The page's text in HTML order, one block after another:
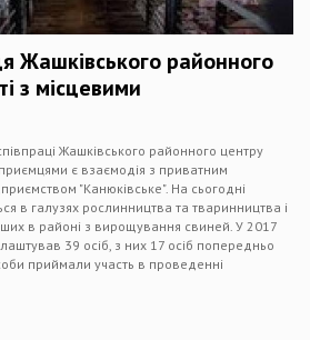
Жашківського районного
з місцевими
Жашківського районного центру
є взаємодія з приватним
"Канюківське". На сьогодні
в галузях рослинництва та тваринництва і
в районі з вирощування свиней. У 2017
39 осіб, з них 17 осіб попередньо
приймали участь в проведенні